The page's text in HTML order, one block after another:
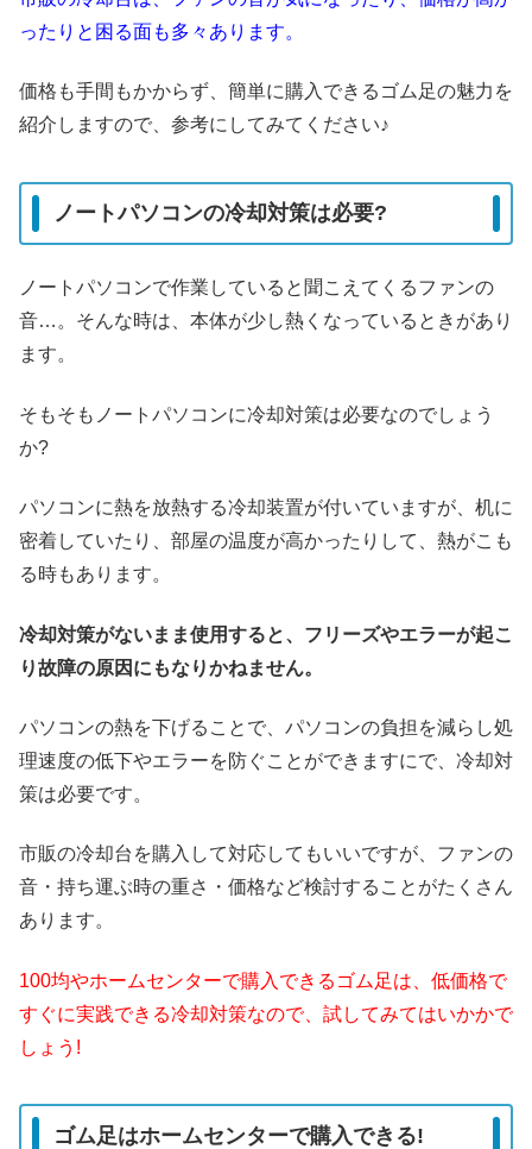
ったりと困る面も多々あります。
価格も手間もかからず、簡単に購入できるゴム足の魅力を
紹介しますので、参考にしてみてください♪
ノートパソコンの冷却対策は必要?
ノートパソコンで作業していると聞こえてくるファンの
音…。そんな時は、本体が少し熱くなっているときがあり
ます。
そもそもノートパソコンに冷却対策は必要なのでしょう
か?
パソコンに熱を放熱する冷却装置が付いていますが、机に
密着していたり、部屋の温度が高かったりして、熱がこも
る時もあります。
冷却対策がないまま使用すると、フリーズやエラーが起こ
り故障の原因にもなりかねません。
パソコンの熱を下げることで、パソコンの負担を減らし処
理速度の低下やエラーを防ぐことができますにで、冷却対
策は必要です。
市販の冷却台を購入して対応してもいいですが、ファンの
音・持ち運ぶ時の重さ・価格など検討することがたくさん
あります。
100均やホームセンターで購入できるゴム足は、低価格で
すぐに実践できる冷却対策なので、試してみてはいかかで
しょう!
ゴム足はホームセンターで購入できる!